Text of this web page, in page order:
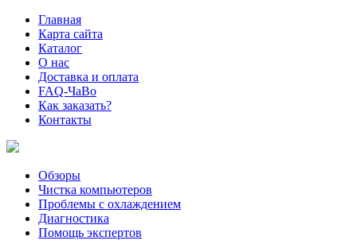
Главная
Карта сайта
Каталог
О нас
Доставка и оплата
FAQ-ЧаВо
Как заказать?
Контакты
Обзоры
Чистка компьютеров
Проблемы с охлаждением
Диагностика
Помощь экспертов